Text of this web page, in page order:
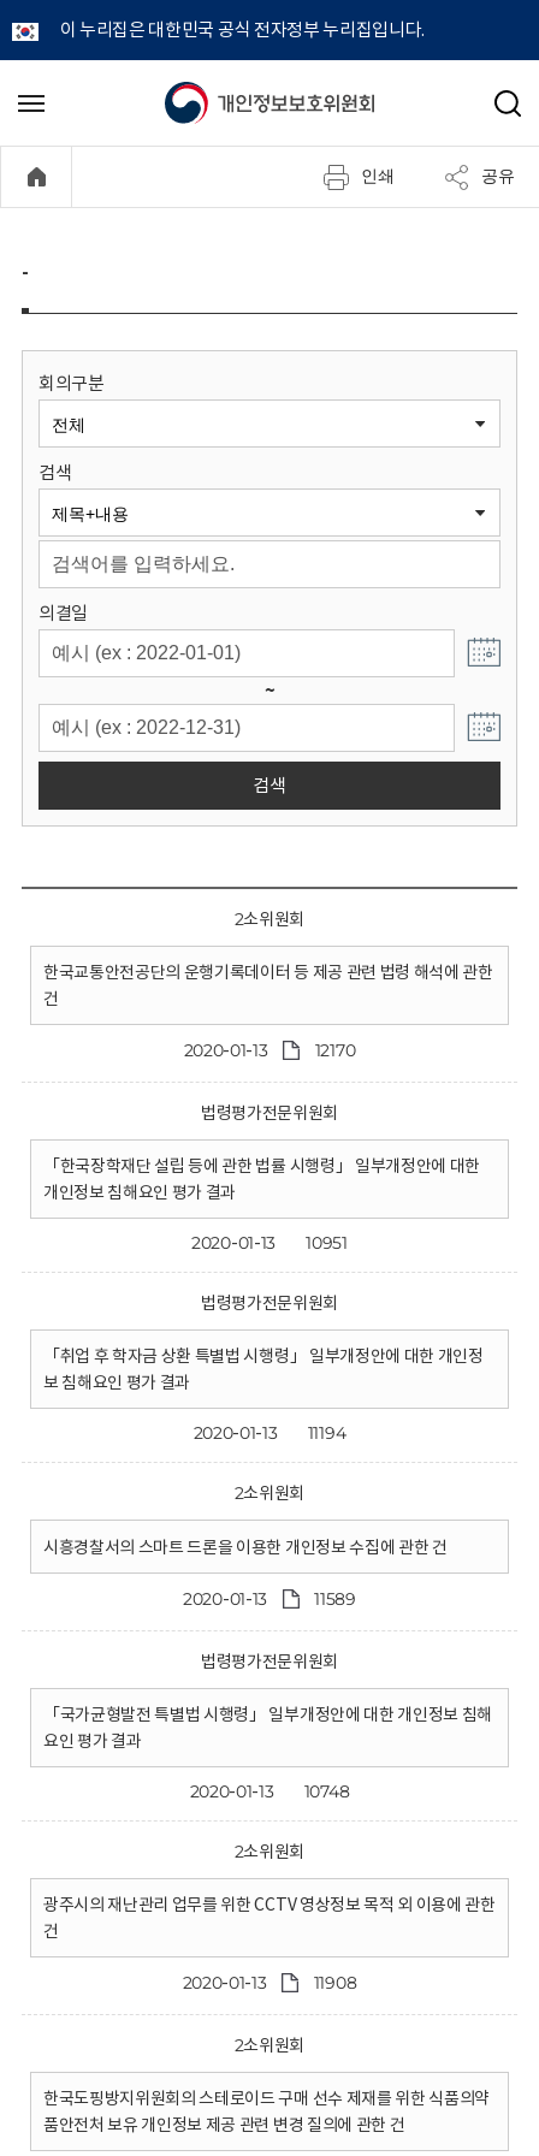
이 누리집은 대한민국 공식 전자정부 누리집입니다.
개
정
보
원
회
메
기
검
인쇄 공유
-
회의구분
검색
의결일
~
검색
2소위원회
한국교통안전공단의 운행기록데이터 등 제공 관련 법령 해석에 관한
건
2020-01-13 12170
법령평가전문위원회
「한국장학재단 설립 등에 관한 법률 시행령」 일부개정안에 대한
개인정보 침해요인 평가 결과
2020-01-13 10951
법령평가전문위원회
「취업 후 학자금 상환 특별법 시행령」 일부개정안에 대한 개인정
보 침해요인 평가 결과
2020-01-13 11194
2소위원회
시흥경찰서의 스마트 드론을 이용한 개인정보 수집에 관한 건
2020-01-13 11589
법령평가전문위원회
「국가균형발전 특별법 시행령」 일부개정안에 대한 개인정보 침해
요인 평가 결과
2020-01-13 10748
2소위원회
광주시의 재난관리 업무를 위한 CCTV 영상정보 목적 외 이용에 관한
건
2020-01-13 11908
2소위원회
한국도핑방지위원회의 스테로이드 구매 선수 제재를 위한 식품의약
품안전처 보유 개인정보 제공 관련 변경 질의에 관한 건